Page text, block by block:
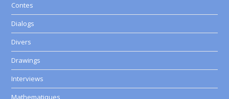
Contes
Dialogs
Divers
Drawings
Interviews
Mathematiques